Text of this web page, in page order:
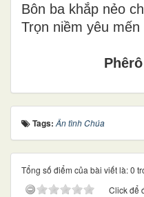
Bôn ba khắp nẻo
Trọn niềm yêu
Tags:Ân tình Chúa
Tổng số điểm của bài viết là: 0
Click để